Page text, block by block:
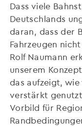
Dass viele
Deutschlands
daran, dass der
Fahrzeugen
Rolf Naumann
unserem
das aufzeigt,
verstärkt
Vorbild für